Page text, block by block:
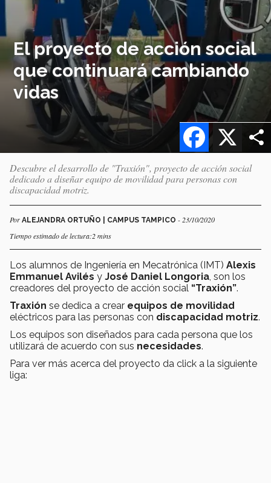
El proyecto de acción social
que continuará cambiando
vidas
X
Facebook
Descubre el desarrollo de "Traxión", proyecto de acción social
dedicado a diseñar equipo de movilidad para personas con
discapacidad motriz.
Por ALEJANDRA ORTUÑO | CAMPUS TAMPICO - 23/10/2020
Tiempo estimado de lectura:2 mins
Los alumnos de Ingeniería en Mecatrónica (IMT) Alexis
Emmanuel Avilés y José Daniel Longoria , son los
creadores del proyecto de acción social “Traxión”.
Traxión se dedica a crear equipos de movilidad
eléctricos para las personas con discapacidad motriz.
Los equipos son diseñados para cada persona que los
utilizará de acuerdo con sus necesidades.
Para ver más acerca del proyecto da click a la siguiente
liga: